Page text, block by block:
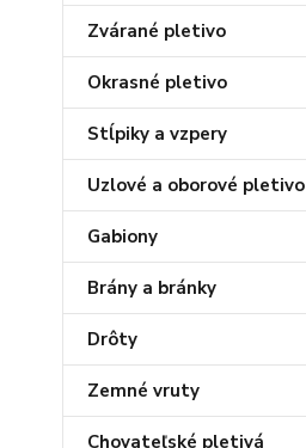
Zvárané pletivo
Okrasné pletivo
Stĺpiky a vzpery
Uzlové a oborové pletivo
Gabiony
Brány a bránky
Drôty
Zemné vruty
Chovateľské pletivá